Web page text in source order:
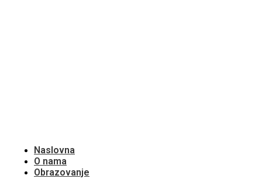
Naslovna
O nama
Obrazovanje